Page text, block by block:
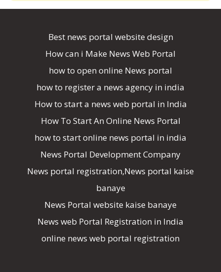
Best news portal website design
How can i Make News Web Portal
how to open online News portal
how to register a news agency in india
How to start a news web portal in India
How To Start An Online News Portal
how to start online news portal in india
News Portal Development Company
News portal registration,News portal kaise
banaye
News Portal website kaise banaye
News web Portal Registration in India
online news web portal registration